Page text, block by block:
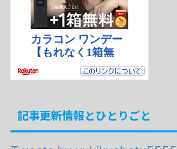
記事更新情報とひとりごと